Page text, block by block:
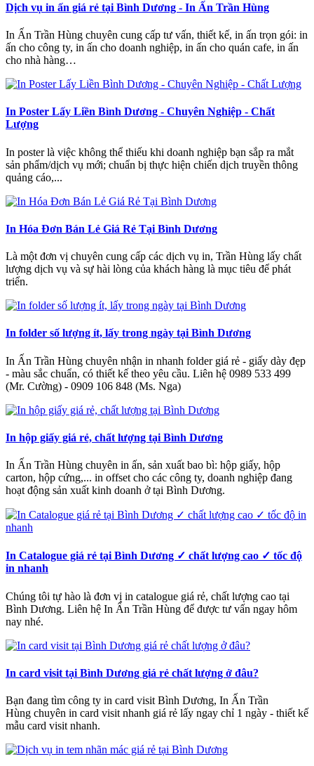
Dịch vụ in ấn giá rẻ tại Bình Dương - In Ấn Trần Hùng
In Ấn Trần Hùng chuyên cung cấp tư vấn, thiết kế, in ấn trọn gói: in
ấn cho công ty, in ấn cho doanh nghiệp, in ấn cho quán cafe, in ấn
cho nhà hàng…
In Poster Lấy Liền Bình Dương - Chuyên Nghiệp - Chất
Lượng
In poster là việc không thể thiếu khi doanh nghiệp bạn sắp ra mắt
sản phẩm/dịch vụ mới; chuẩn bị thực hiện chiến dịch truyền thông
quảng cáo,...
In Hóa Đơn Bán Lẻ Giá Rẻ Tại Bình Dương
Là một đơn vị chuyên cung cấp các dịch vụ in, Trần Hùng lấy chất
lượng dịch vụ và sự hài lòng của khách hàng là mục tiêu để phát
triển.
In folder số lượng ít, lấy trong ngày tại Bình Dương
In Ấn Trần Hùng chuyên nhận in nhanh folder giá rẻ - giấy dày đẹp
- màu sắc chuẩn, có thiết kế theo yêu cầu. Liên hệ 0989 533 499
(Mr. Cường) - 0909 106 848 (Ms. Nga)
In hộp giấy giá rẻ, chất lượng tại Bình Dương
In Ấn Trần Hùng chuyên in ấn, sản xuất bao bì: hộp giấy, hộp
carton, hộp cứng,... in offset cho các công ty, doanh nghiệp đang
hoạt động sản xuất kinh doanh ở tại Bình Dương.
In Catalogue giá rẻ tại Bình Dương ✓ chất lượng cao ✓ tốc độ
in nhanh
Chúng tôi tự hào là đơn vị in catalogue giá rẻ, chất lượng cao tại
Bình Dương. Liên hệ In Ấn Trần Hùng để được tư vấn ngay hôm
nay nhé.
In card visit tại Bình Dương giá rẻ chất lượng ở đâu?
Bạn đang tìm công ty in card visit Bình Dương, In Ấn Trần
Hùng chuyên in card visit nhanh giá rẻ lấy ngay chỉ 1 ngày - thiết kế
mẫu card visit nhanh.